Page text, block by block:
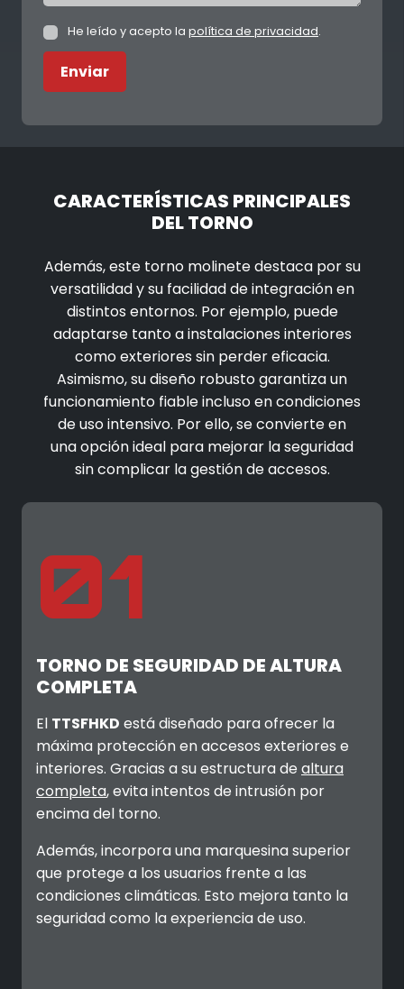
He leído y acepto la política de privacidad.
CARACTERÍSTICAS PRINCIPALES
DEL TORNO
Además, este torno molinete destaca por su
versatilidad y su facilidad de integración en
distintos entornos. Por ejemplo, puede
adaptarse tanto a instalaciones interiores
como exteriores sin perder eficacia.
Asimismo, su diseño robusto garantiza un
funcionamiento fiable incluso en condiciones
de uso intensivo. Por ello, se convierte en
una opción ideal para mejorar la seguridad
sin complicar la gestión de accesos.
01
TORNO DE SEGURIDAD DE ALTURA
COMPLETA
El TTSFHKD está diseñado para ofrecer la
máxima protección en accesos exteriores e
interiores. Gracias a su estructura de altura
completa, evita intentos de intrusión por
encima del torno.
Además, incorpora una marquesina superior
que protege a los usuarios frente a las
condiciones climáticas. Esto mejora tanto la
seguridad como la experiencia de uso.